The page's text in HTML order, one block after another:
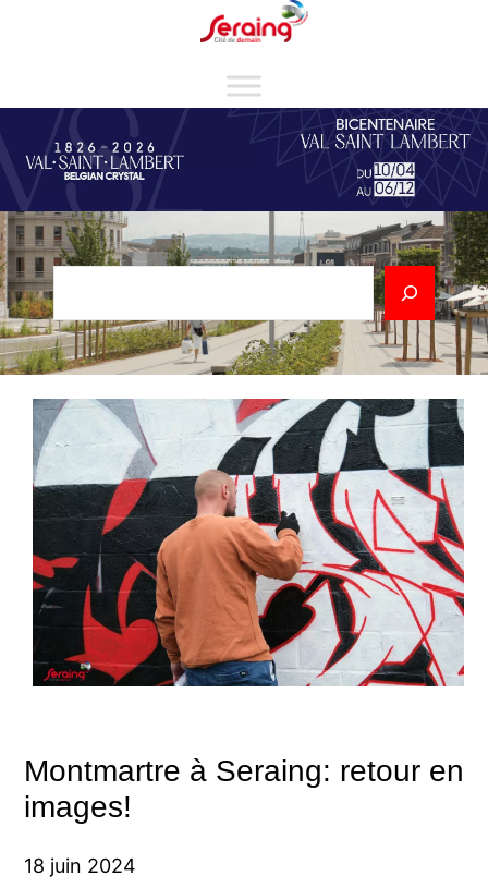
Rechercher
Montmartre à Seraing: retour en
images!
18 juin 2024
Cookies management panel